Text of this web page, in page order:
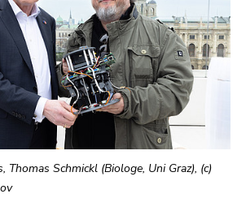
Thomas Schmickl (Biologe, Uni Graz), (c)